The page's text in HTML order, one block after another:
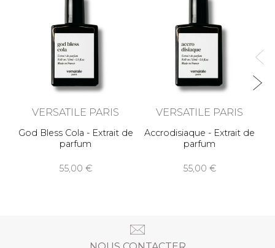
VERSATILE PARIS
God Bless Cola - Extrait de
parfum
55,00
VERSATILE PARIS
Accrodisiaque - Extrait de
parfum
55,00